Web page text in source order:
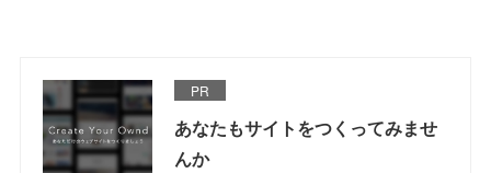
PR
あなたもサイトをつくってみませ
んか